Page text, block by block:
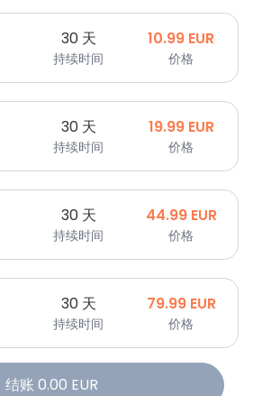
30 天
持续时间
10.99 EUR
价格
30 天
持续时间
19.99 EUR
价格
30 天
持续时间
44.99 EUR
价格
30 天
持续时间
79.99 EUR
价格
结账 0.00 EUR